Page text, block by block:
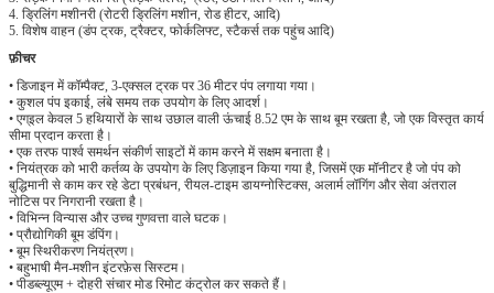
4. ड्रिलिंग मशीनरी (रोटरी ड्रिलिंग मशीन, रोड हीटर, आदि)
5. विशेष वाहन (डंप ट्रक, ट्रैक्टर, फोर्कलिफ्ट, स्टैकर्स तक पहुंच आदि)
फ़ीचर
• डिजाइन में कॉम्पैक्ट, 3-एक्सल ट्रक पर 36 मीटर पंप लगाया गया।
• कुशल पंप इकाई, लंबे समय तक उपयोग के लिए आदर्श।
• एग्इल केवल 5 हथियारों के साथ उछाल वाली ऊंचाई 8.52 एम के साथ बूम रखता है, जो एक विस्तृत कार्य
सीमा प्रदान करता है।
• एक तरफ पार्श्व समर्थन संकीर्ण साइटों में काम करने में सक्षम बनाता है।
• नियंत्रक को भारी कर्तव्य के उपयोग के लिए डिज़ाइन किया गया है, जिसमें एक मॉनीटर है जो पंप को
बुद्धिमानी से काम कर रहे डेटा प्रबंधन, रीयल-टाइम डायग्नोस्टिक्स, अलार्म लॉगिंग और सेवा अंतराल
नोटिस पर निगरानी रखता है।
• विभिन्न विन्यास और उच्च गुणवत्ता वाले घटक।
• प्रौद्योगिकी बूम डंपिंग।
• बूम स्थिरीकरण नियंत्रण।
• बहुभाषी मैन-मशीन इंटरफ़ेस सिस्टम।
• पीडब्ल्यूएम + दोहरी संचार मोड रिमोट कंट्रोल कर सकते हैं।